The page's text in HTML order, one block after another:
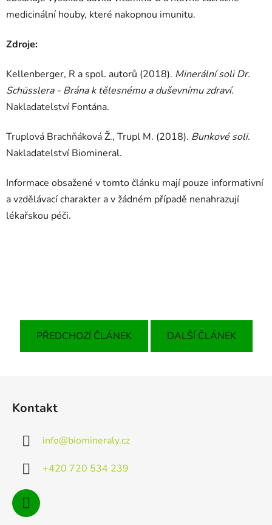
medicinální houby, které nakopnou imunitu.
Zdroje:
Kellenberger, R a spol. autorů (2018). Minerální soli Dr.
Schüsslera - Brána k tělesnému a duševnímu zdraví.
Nakladatelství Fontána.
Truplová Brachňáková Ž., Trupl M. (2018). Bunkové soli.
Nakladatelství Biomineral.
Informace obsažené v tomto článku mají pouze informativní
a vzdělávací charakter a v žádném případě nenahrazují
lékařskou péči.
PŘEDCHOZÍ ČLÁNEK DALŠÍ ČLÁNEK
Kontakt
info@biomineraly.cz
+420 720 534 239